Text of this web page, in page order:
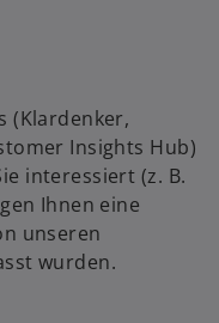
(Klardenker,
Insights Hub)
interessiert (z. B.
Ihnen eine
unseren
wurden.